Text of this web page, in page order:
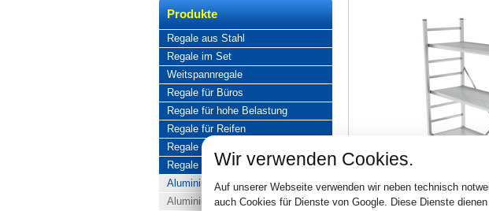
Produkte
Regale aus Stahl
Regale im Set
Weitspannregale
Regale für Büros
Regale für hohe Belastung
Regale für Reifen
Regale aus Edelstahl
Regale aus Aluminium
Aluminiumregale komplett
Aluminiumregal Baukasten
Wir verwenden Cookies.
Auf unserer Webseite verwenden wir neben technisch
auch Cookies für Dienste von Google. Diese Dienste